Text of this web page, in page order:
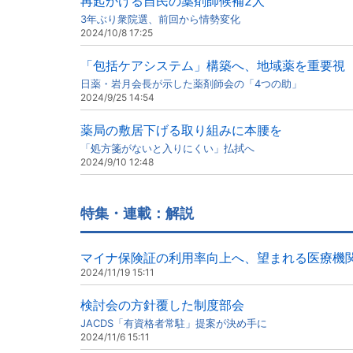
3年ぶり衆院選、前回から情勢変化
2024/10/8 17:25
「包括ケアシステム」構築へ、地域薬を重要視
日薬・岩月会長が示した薬剤師会の「4つの助」
2024/9/25 14:54
薬局の敷居下げる取り組みに本腰を
「処方箋がないと入りにくい」払拭へ
2024/9/10 12:48
特集・連載：解説
マイナ保険証の利用率向上へ、望まれる医療機
2024/11/19 15:11
検討会の方針覆した制度部会
JACDS「有資格者常駐」提案が決め手に
2024/11/6 15:11